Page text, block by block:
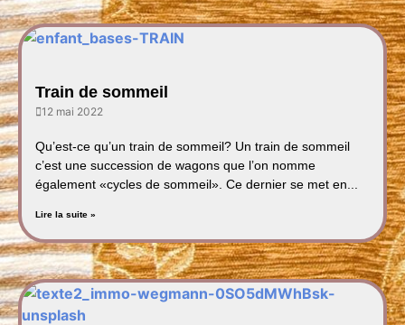
Train de sommeil
12 mai 2022
Qu’est-ce qu’un train de sommeil? Un train de sommeil
c’est une succession de wagons que l’on nomme
également «cycles de sommeil». Ce dernier se met en...
Lire la suite »